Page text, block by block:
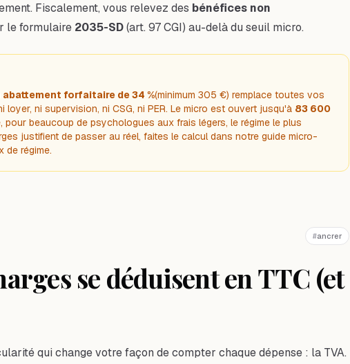
Fiscalement, vous relevez des bénéfices non
le formulaire 2035-SD(art. 97 CGI) au-delà du seuil micro.
abattement forfaitaire de 34 %(minimum 305 €) remplace toutes vos
ni supervision, ni CSG, ni PER. Le micro est ouvert jusqu'à 83 600
beaucoup de psychologues aux frais légers, le régime le plus
justifient de passer au réel, faites le calcul dans notre guide micro-
de régime.
#ancrer
se déduisent en TTC (et
qui change votre façon de compter chaque dépense : la TVA.